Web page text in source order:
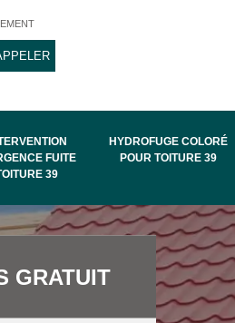
FUITE
39
HYDROFUGE COLORÉ
POUR TOITURE 39
39
Intervention
d'urgence fuite
toiture 39
GRATUIT